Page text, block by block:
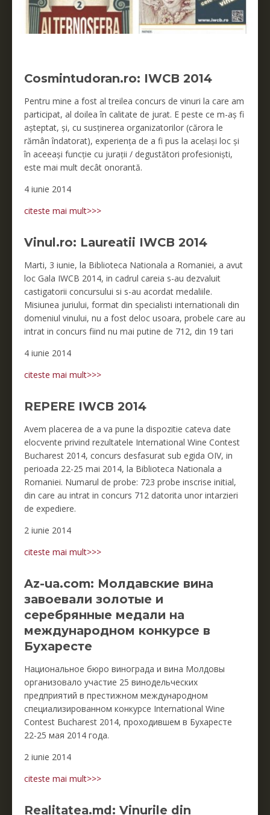
Cosmintudoran.ro: IWCB 2014
Pentru mine a fost al treilea concurs de vinuri la care am
participat, al doilea în calitate de jurat. E peste ce m-aș fi
așteptat, și, cu susținerea organizatorilor (cărora le
rămân îndatorat), experiența de a fi pus la același loc și
în aceeași funcție cu jurații / degustători profesioniști,
este mai mult decât onorantă.
4 iunie 2014
citeste mai mult>>>
Vinul.ro: Laureatii IWCB 2014
Marti, 3 iunie, la Biblioteca Nationala a Romaniei, a avut
loc Gala IWCB 2014, in cadrul careia s-au dezvaluit
castigatorii concursului si s-au acordat medaliile.
Misiunea juriului, format din specialisti internationali din
domeniul vinului, nu a fost deloc usoara, probele care au
intrat in concurs fiind nu mai putine de 712, din 19 tari
4 iunie 2014
citeste mai mult>>>
REPERE IWCB 2014
Avem placerea de a va pune la dispozitie cateva date
elocvente privind rezultatele International Wine Contest
Bucharest 2014, concurs desfasurat sub egida OIV, in
perioada 22-25 mai 2014, la Biblioteca Nationala a
Romaniei. Numarul de probe: 723 probe inscrise initial,
din care au intrat in concurs 712 datorita unor intarzieri
de expediere.
2 iunie 2014
citeste mai mult>>>
Az-ua.com: Молдавские вина
завоевали золотые и
серебрянные медали на
международном конкурсе в
Бухаресте
Национальное бюро винограда и вина Молдовы
организовало участие 25 винодельческих
предприятий в престижном международном
специализированном конкурсе International Wine
Contest Bucharest 2014, проходившем в Бухаресте
22-25 мая 2014 года.
2 iunie 2014
citeste mai mult>>>
Realitatea.md: Vinurile din